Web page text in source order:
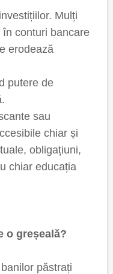
Mulți
conturi bancare
erodează
putere de
sau
chiar și
obligațiuni,
chiar educația
o greșeală?
păstrați